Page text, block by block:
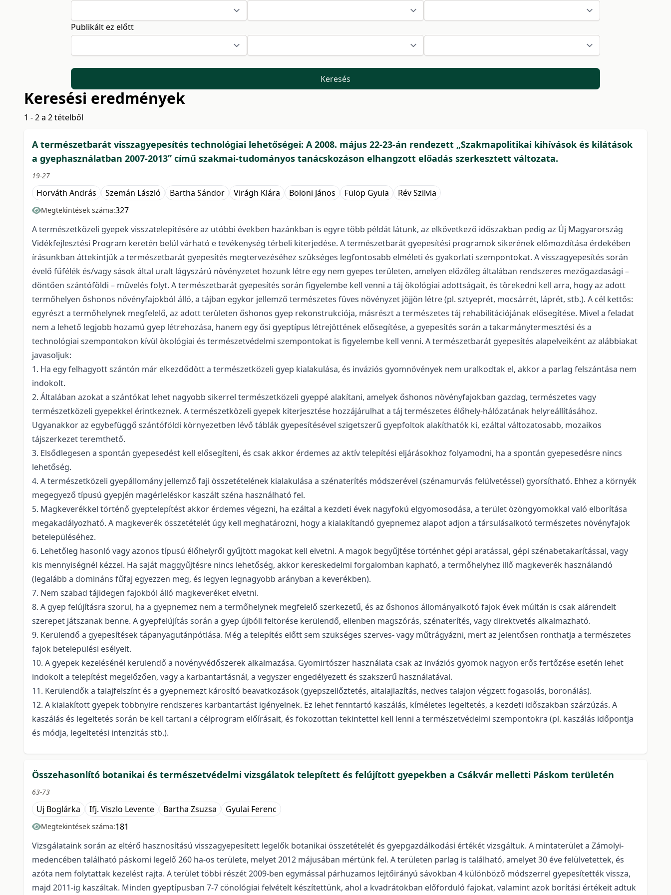
Publikált ez előtt
Keresés
Keresési eredmények
1 - 2 a 2 tételből
A természetbarát visszagyepesítés technológiai lehetőségei: A 2008. május 22-23-án rendezett „Szakmapolitikai kihívások és kilátások
a gyephasználatban 2007-2013” című szakmai-tudományos tanácskozáson elhangzott előadás szerkesztett változata.
19-27
Horváth András Szemán László Bartha Sándor Virágh Klára Bölöni János Fülöp Gyula Rév Szilvia
Megtekintések száma:327
A természetközeli gyepek visszatelepítésére az utóbbi években hazánkban is egyre több példát látunk, az elkövetkező időszakban pedig az Új Magyarország
Vidékfejlesztési Program keretén belül várható e tevékenység térbeli kiterjedése. A természetbarát gyepesítési programok sikerének előmozdítása érdekében
írásunkban áttekintjük a természetbarát gyepesítés megtervezéséhez szükséges legfontosabb elméleti és gyakorlati szempontokat. A visszagyepesítés során
évelő fűfélék és/vagy sások által uralt lágyszárú növényzetet hozunk létre egy nem gyepes területen, amelyen előzőleg általában rendszeres mezőgazdasági –
döntően szántóföldi – művelés folyt. A természetbarát gyepesítés során figyelembe kell venni a táj ökológiai adottságait, és törekedni kell arra, hogy az adott
termőhelyen őshonos növényfajokból álló, a tájban egykor jellemző természetes füves növényzet jöjjön létre (pl. sztyeprét, mocsárrét, láprét, stb.). A cél kettős:
egyrészt a termőhelynek megfelelő, az adott területen őshonos gyep rekonstrukciója, másrészt a természetes táj rehabilitációjának elősegítése. Mivel a feladat
nem a lehető legjobb hozamú gyep létrehozása, hanem egy ősi gyeptípus létrejöttének elősegítése, a gyepesítés során a takarmánytermesztési és a
technológiai szempontokon kívül ökológiai és természetvédelmi szempontokat is figyelembe kell venni. A természetbarát gyepesítés alapelveiként az alábbiakat
javasoljuk:
1. Ha egy felhagyott szántón már elkezdődött a természetközeli gyep kialakulása, és inváziós gyomnövények nem uralkodtak el, akkor a parlag felszántása nem
indokolt.
2. Általában azokat a szántókat lehet nagyobb sikerrel természetközeli gyeppé alakítani, amelyek őshonos növényfajokban gazdag, természetes vagy
természetközeli gyepekkel érintkeznek. A természetközeli gyepek kiterjesztése hozzájárulhat a táj természetes élőhely-hálózatának helyreállításához.
Ugyanakkor az egybefüggő szántóföldi környezetben lévő táblák gyepesítésével szigetszerű gyepfoltok alakíthatók ki, ezáltal változatosabb, mozaikos
tájszerkezet teremthető.
3. Elsődlegesen a spontán gyepesedést kell elősegíteni, és csak akkor érdemes az aktív telepítési eljárásokhoz folyamodni, ha a spontán gyepesedésre nincs
lehetőség.
4. A természetközeli gyepállomány jellemző faji összetételének kialakulása a szénaterítés módszerével (szénamurvás felülvetéssel) gyorsítható. Ehhez a környék
megegyező típusú gyepjén magérleléskor kaszált széna használható fel.
5. Magkeverékkel történő gyeptelepítést akkor érdemes végezni, ha ezáltal a kezdeti évek nagyfokú elgyomosodása, a terület özöngyomokkal való elborítása
megakadályozható. A magkeverék összetételét úgy kell meghatározni, hogy a kialakítandó gyepnemez alapot adjon a társulásalkotó természetes növényfajok
betelepüléséhez.
6. Lehetőleg hasonló vagy azonos típusú élőhelyről gyűjtött magokat kell elvetni. A magok begyűjtése történhet gépi aratással, gépi szénabetakarítással, vagy
kis mennyiségnél kézzel. Ha saját maggyűjtésre nincs lehetőség, akkor kereskedelmi forgalomban kapható, a termőhelyhez illő magkeverék használandó
(legalább a domináns fűfaj egyezzen meg, és legyen legnagyobb arányban a keverékben).
7. Nem szabad tájidegen fajokból álló magkeveréket elvetni.
8. A gyep felújításra szorul, ha a gyepnemez nem a termőhelynek megfelelő szerkezetű, és az őshonos állományalkotó fajok évek múltán is csak alárendelt
szerepet játszanak benne. A gyepfelújítás során a gyep újbóli feltörése kerülendő, ellenben magszórás, szénaterítés, vagy direktvetés alkalmazható.
9. Kerülendő a gyepesítések tápanyagutánpótlása. Még a telepítés előtt sem szükséges szerves- vagy műtrágyázni, mert az jelentősen ronthatja a természetes
fajok betelepülési esélyeit.
10. A gyepek kezelésénél kerülendő a növényvédőszerek alkalmazása. Gyomirtószer használata csak az inváziós gyomok nagyon erős fertőzése esetén lehet
indokolt a telepítést megelőzően, vagy a karbantartásnál, a vegyszer engedélyezett és szakszerű használatával.
11. Kerülendők a talajfelszínt és a gyepnemezt károsító beavatkozások (gyepszellőztetés, altalajlazítás, nedves talajon végzett fogasolás, boronálás).
12. A kialakított gyepek többnyire rendszeres karbantartást igényelnek. Ez lehet fenntartó kaszálás, kíméletes legeltetés, a kezdeti időszakban szárzúzás. A
kaszálás és legeltetés során be kell tartani a célprogram előírásait, és fokozottan tekintettel kell lenni a természetvédelmi szempontokra (pl. kaszálás időpontja
és módja, legeltetési intenzitás stb.).
Összehasonlító botanikai és természetvédelmi vizsgálatok telepített és felújított gyepekben a Csákvár melletti Páskom területén
63-73
Uj Boglárka Ifj. Viszlo Levente Bartha Zsuzsa Gyulai Ferenc
Megtekintések száma:181
Vizsgálataink során az eltérő hasznosítású visszagyepesített legelők botanikai összetételét és gyepgazdálkodási értékét vizsgáltuk. A mintaterület a Zámolyi-
medencében található páskomi legelő 260 ha-os területe, melyet 2012 májusában mértünk fel. A területen parlag is található, amelyet 30 éve felülvetettek, és
azóta nem folytattak kezelést rajta. A terület többi részét 2009-ben egymással párhuzamos lejtőirányú sávokban 4 különböző módszerrel gyepesítették vissza,
majd 2011-ig kaszáltak. Minden gyeptípusban 7-7 cönológiai felvételt készítettünk, ahol a kvadrátokban előforduló fajokat, valamint azok borítási értékeit adtuk